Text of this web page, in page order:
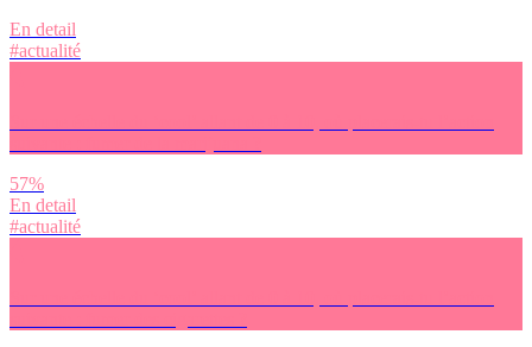
En detail
#actualité
57%
En detail
#actualité